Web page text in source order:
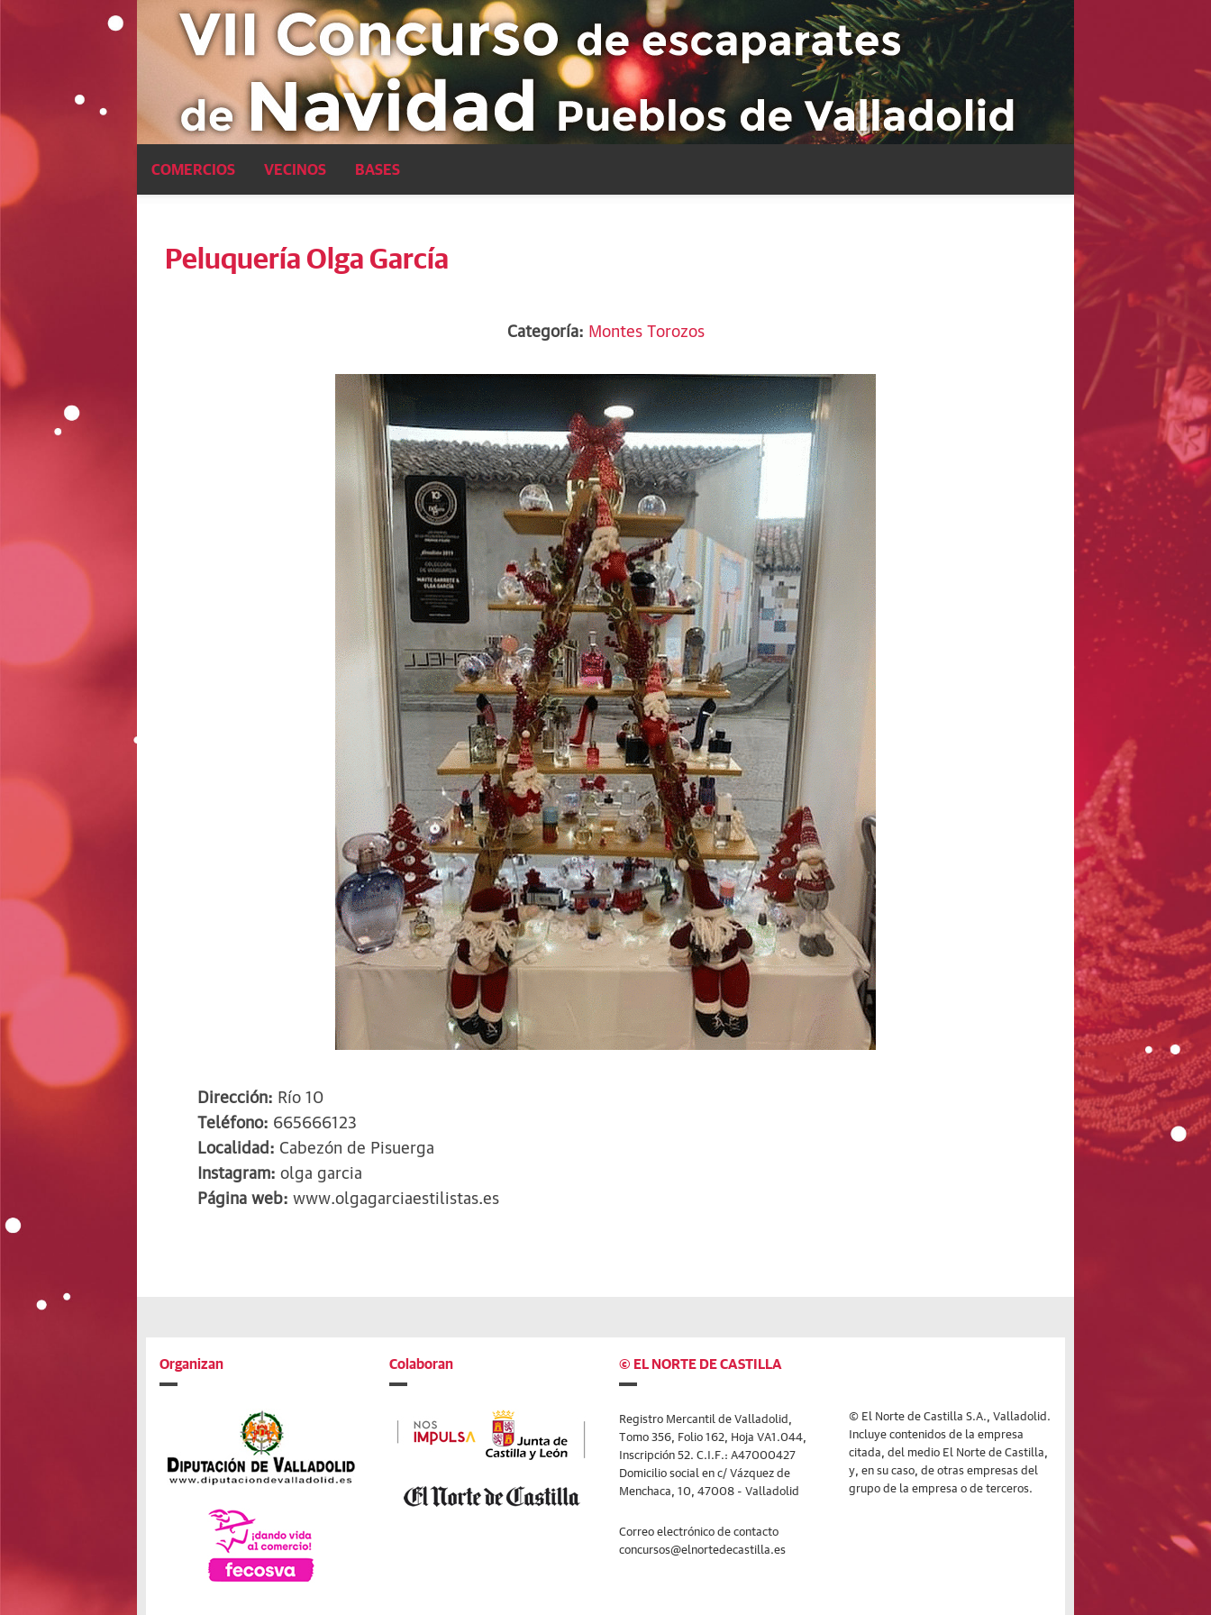
Pasar al contenido principal
COMERCIOS VECINOS BASES
Peluquería Olga García
Categoría: Montes Torozos
Dirección: Río 10
Teléfono: 665666123
Localidad: Cabezón de Pisuerga
Instagram:olga garcia
Página web:www.olgagarciaestilistas.es
Organizan Colaboran © EL NORTE DE CASTILLA
Registro Mercantil de Valladolid,
Tomo 356, Folio 162, Hoja VA1.044,
Inscripción 52. C.I.F.: A47000427
Domicilio social en c/ Vázquez de
Menchaca, 10, 47008 - Valladolid
Correo electrónico de contacto
concursos@elnortedecastilla.es
© El Norte de Castilla S.A., Valladolid.
Incluye contenidos de la empresa
citada, del medio El Norte de Castilla,
y, en su caso, de otras empresas del
grupo de la empresa o de terceros.